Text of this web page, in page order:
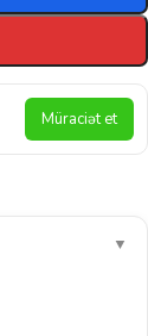
Müraciət et
▼